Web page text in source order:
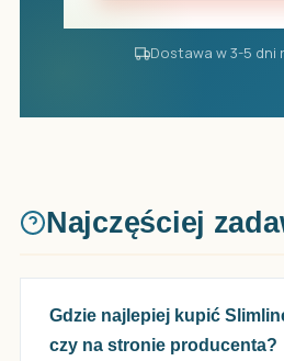
Dostawa w 3-5
Najczęściej
Gdzie najlepiej kupić
czy na stronie producenta?